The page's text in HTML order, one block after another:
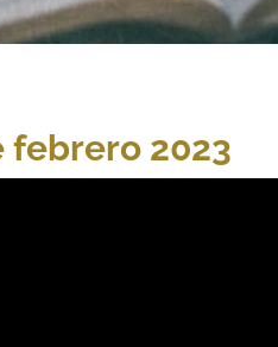
febrero 2023